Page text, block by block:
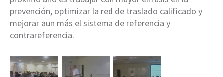
prevención, optimizar la red de traslado calificado y
mejorar aun más el sistema de referencia y
contrareferencia.